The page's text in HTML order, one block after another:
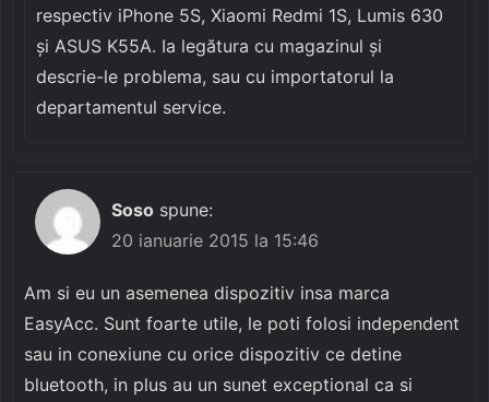
respectiv iPhone 5S, Xiaomi Redmi 1S, Lumis 630
și ASUS K55A. Ia legătura cu magazinul și
descrie-le problema, sau cu importatorul la
departamentul service.
Soso spune:
20 ianuarie 2015 la 15:46
Am si eu un asemenea dispozitiv insa marca
EasyAcc. Sunt foarte utile, le poti folosi independent
sau in conexiune cu orice dispozitiv ce detine
bluetooth, in plus au un sunet exceptional ca si